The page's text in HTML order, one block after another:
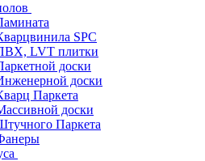
SPC
LVT плитки
доски
доски
Паркета
доски
Паркета